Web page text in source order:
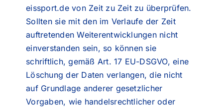
eissport.de von Zeit zu Zeit zu überprüfen.
Sollten sie mit den im Verlaufe der Zeit
auftretenden Weiterentwicklungen nicht
einverstanden sein, so können sie
schriftlich, gemäß Art. 17 EU-DSGVO, eine
Löschung der Daten verlangen, die nicht
auf Grundlage anderer gesetzlicher
Vorgaben, wie handelsrechtlicher oder